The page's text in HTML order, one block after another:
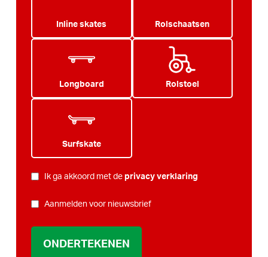
Inline skates Rolschaatsen
Longboard Rolstoel
Surfskate
PRIVACYIk ga akkoord met de privacy verklaring
NIEUWSBRIEF
Aanmelden voor nieuwsbrief